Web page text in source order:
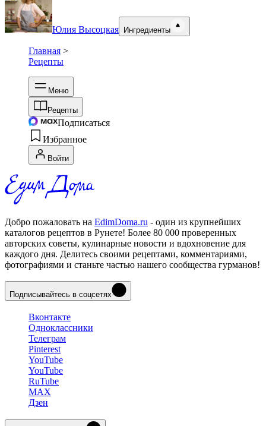
Юлия Высоцкая Ингредиенты
Главная >
Рецепты
Меню
Рецепты
Подписаться
Избранное
Войти
Добро пожаловать на EdimDoma.ru - один из крупнейших
каталогов рецептов в Рунете! Более 80 000 проверенных
авторских советы, кулинарные новости и вдохновение для
каждого дня. Делитесь своими рецептами, комментариями,
фотографиями и станьте частью нашего сообщества гурманов!
Подписывайтесь в соцсетях
Вконтакте
Одноклассники
Телеграм
Pinterest
YouTube
YouTube
RuTube
MAX
Дзен